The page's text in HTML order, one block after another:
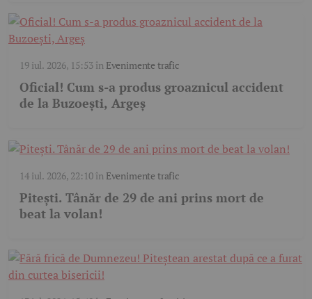
19 iul. 2026, 15:53în Evenimente trafic
Oficial! Cum s-a produs groaznicul accident
de la Buzoești, Argeș
14 iul. 2026, 22:10în Evenimente trafic
Pitești. Tânăr de 29 de ani prins mort de
beat la volan!